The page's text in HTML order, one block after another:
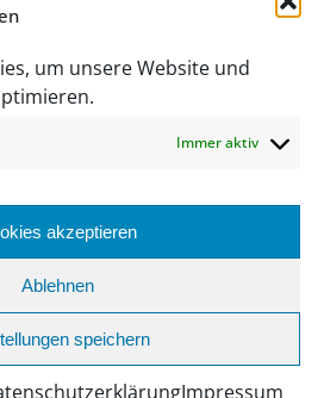
um unsere Website und
Immer aktiv
akzeptieren
Ablehnen
speichern
Impressum
Grazer Straße 27, 4820 Bad Ischl
YouTube
Office
365
MS
Teams
Webuntis